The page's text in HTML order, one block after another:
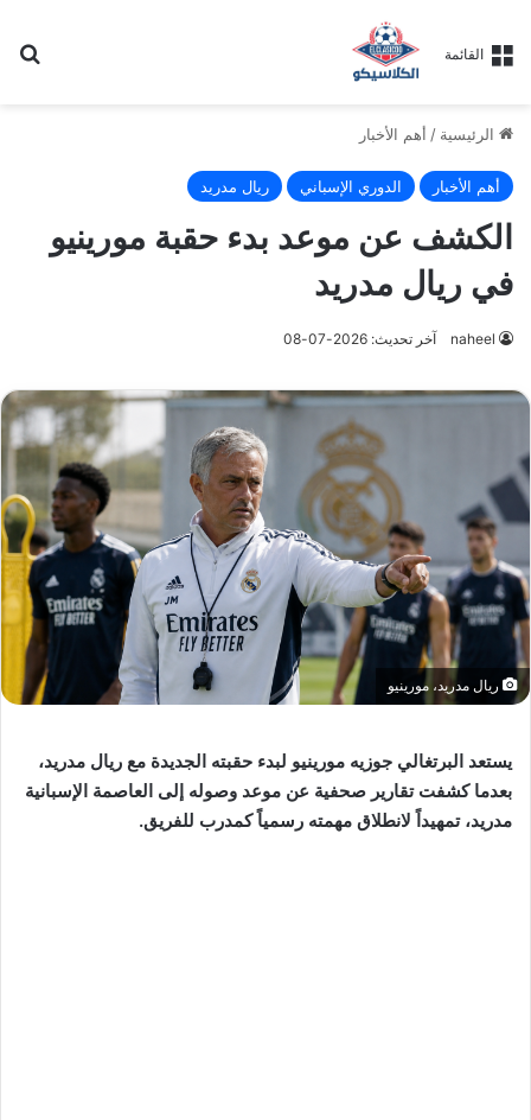
القائمة
الرئيسية / أهم الأخبار
أهم الأخبار الدوري الإسباني ريال مدريد
الكشف عن موعد بدء حقبة مورينيو
في ريال مدريد
naheel آخر تحديث: 2026-07-08
ريال مدريد، مورينيو
يستعد البرتغالي جوزيه مورينيو لبدء حقبته الجديدة مع ريال مدريد،
بعدما كشفت تقارير صحفية عن موعد وصوله إلى العاصمة الإسبانية
مدريد، تمهيداً لانطلاق مهمته رسمياً كمدرب للفريق.